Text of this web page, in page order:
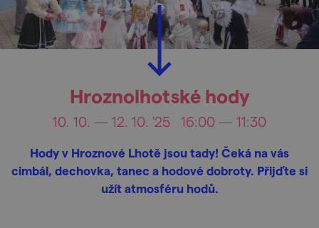
Hroznolhotské hody
10. 10. — 12. 10. '25 16:00 — 11:30
Hody v Hroznové Lhotě jsou tady! Čeká na vás
cimbál, dechovka, tanec a hodové dobroty. Přijďte si
užít atmosféru hodů.